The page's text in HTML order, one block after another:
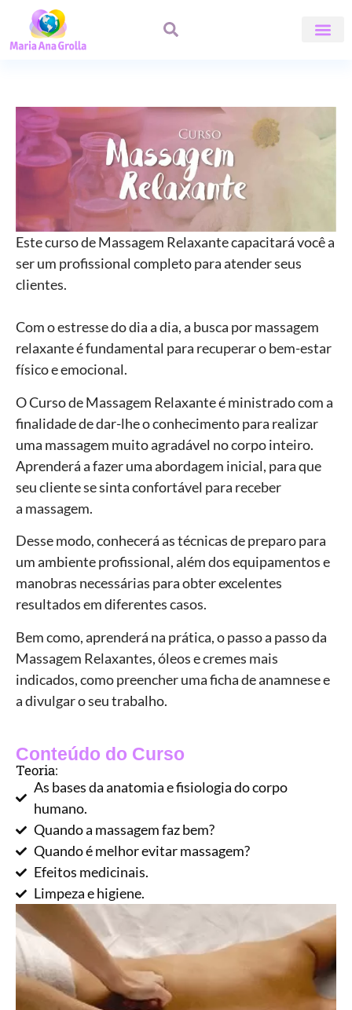
Curso
de
Massagem
Relaxante
Este curso de Massagem Relaxante capacitará você a
ser um profissional completo para atender seus
clientes.
Com o estresse do dia a dia, a busca por massagem
relaxante é fundamental para recuperar o bem-estar
físico e emocional.
O Curso de Massagem Relaxante é ministrado com a
finalidade de dar-lhe o conhecimento para realizar
uma massagem muito agradável no corpo inteiro.
Aprenderá a fazer uma abordagem inicial, para que
seu cliente se sinta confortável para receber
a massagem.
Desse modo, conhecerá as técnicas de preparo para
um ambiente profissional, além dos equipamentos e
manobras necessárias para obter excelentes
resultados em diferentes casos.
Bem como, aprenderá na prática, o passo a passo da
Massagem Relaxantes, óleos e cremes mais
indicados, como preencher uma ficha de anamnese e
a divulgar o seu trabalho.
Conteúdo do Curso
Teoria:
As bases da anatomia e fisiologia do corpo
humano.
Quando a massagem faz bem?
Quando é melhor evitar massagem?
Efeitos medicinais.
Limpeza e higiene.